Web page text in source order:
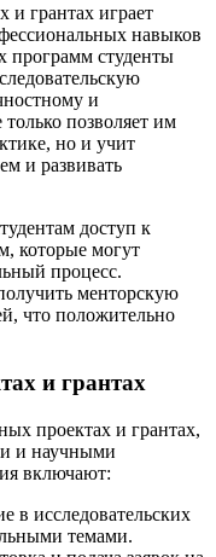
и грантах играет
навыков
программ студенты
и
позволяет им
но и учит
и развивать
доступ к
которые могут
процесс.
менторскую
что положительно
и грантах
проектах и грантах,
и научными
включают:
в исследовательских
темами.